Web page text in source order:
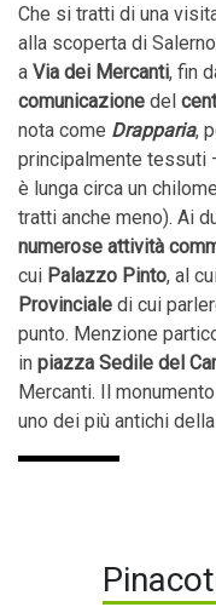
Che si tratti di una
alla scoperta di
a Via dei Mercanti, fin
comunicazione del
nota come Drapparia,
principalmente tessuti
è lunga circa un
tratti anche meno). Ai
numerose attività
cui Palazzo Pinto, al
Provinciale di cui
punto. Menzione
in piazza Sedile del
Mercanti. Il
uno dei più antichi